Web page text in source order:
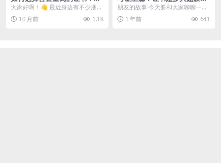
免浪费时间金钱。
大家好啊！👋 最近身边有不少朋友
在问我："考什么证书比较有用啊？
&qu...10 月前 1.1K
吗？
朋友的故事 今天要和大家聊聊一个
很有意思的话题：考证上瘾的人，
证书越多，真的会变...
1 年前 641